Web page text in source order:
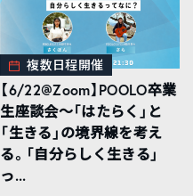
複数日程開催
【6/22@Zoom】POOLO卒業
生座談会〜「はたらく」と
「生きる」の境界線を考え
る。「自分らしく生きる」
っ...